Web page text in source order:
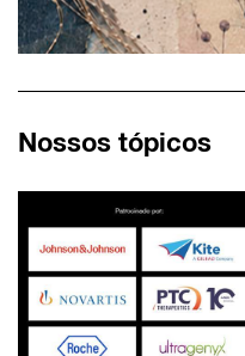
Nossos tópicos